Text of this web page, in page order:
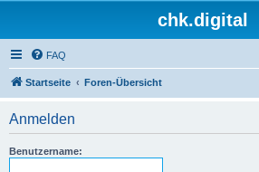
chk.digital
FAQ
Startseite Foren-Übersicht
Anmelden
Benutzername: